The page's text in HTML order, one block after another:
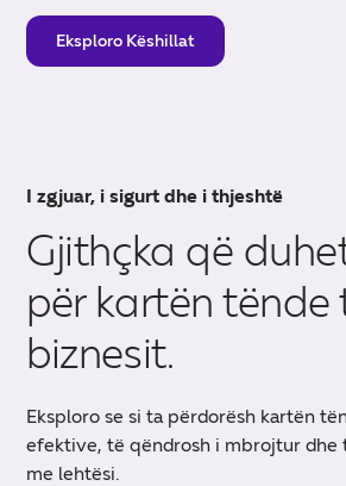
Eksploro Këshillat
I zgjuar, i sigurt dhe i thjeshtë
Gjithçka që
për kartën tënde
biznesit.
Eksploro se si ta përdorësh kartën
efektive, të qëndrosh i mbrojtur dhe
me lehtësi.